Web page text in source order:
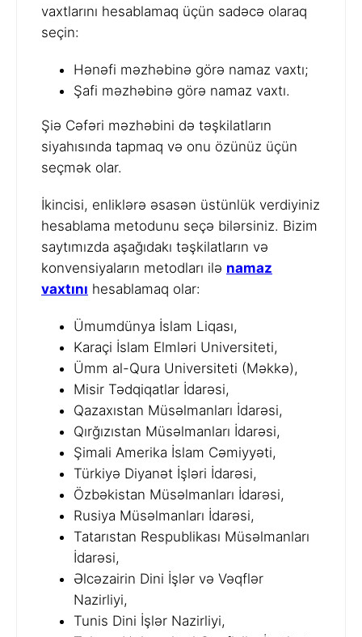
vaxtlarını hesablamaq üçün sadəcə olaraq
seçin:
Hənəfi məzhəbinə görə namaz vaxtı;
Şafi məzhəbinə görə namaz vaxtı.
Şiə Cəfəri məzhəbini də təşkilatların
siyahısında tapmaq və onu özünüz üçün
seçmək olar.
İkincisi, enliklərə əsasən üstünlük verdiyiniz
hesablama metodunu seçə bilərsiniz. Bizim
saytımızda aşağıdakı təşkilatların və
konvensiyaların metodları ilə namaz
vaxtını hesablamaq olar:
Ümumdünya İslam Liqası,
Karaçi İslam Elmləri Universiteti,
Ümm al-Qura Universiteti (Məkkə),
Misir Tədqiqatlar İdarəsi,
Qazaxıstan Müsəlmanları İdarəsi,
Qırğızıstan Müsəlmanları İdarəsi,
Şimali Amerika İslam Cəmiyyəti,
Türkiyə Diyanət İşləri İdarəsi,
Özbəkistan Müsəlmanları İdarəsi,
Rusiya Müsəlmanları İdarəsi,
Tatarıstan Respublikası Müsəlmanları
İdarəsi,
Əlcəzairin Dini İşlər və Vəqflər
Nazirliyi,
Tunis Dini İşlər Nazirliyi,